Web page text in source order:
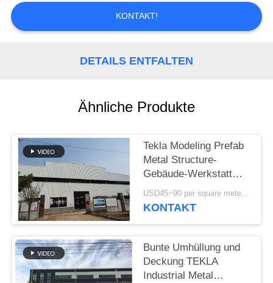
NEUIGKEITENKONTAKT!
DETAILS ENTFALTEN
Ähnliche Produkte
Tekla Modeling Prefab
Metal Structure-
Gebäude-Werkstatt
hochfest
USD45~90 per square meter MOQ:1000 Quadratmeter
KONTAKT
Bunte Umhüllung und
Deckung TEKLA
Industrial Metal